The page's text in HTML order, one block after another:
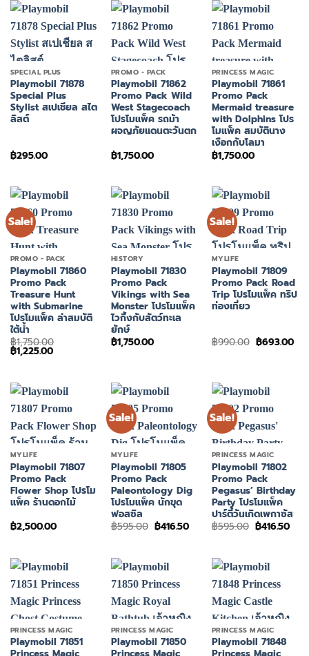
SPECIAL PLUS
Playmobil 71878
Special Plus
Stylist สเปเชียล สไต
ลิสต์
฿295.00
PROMO - PACK
Playmobil 71862
Promo Pack Wild
West Stagecoach
โปรโมแพ็ค รถม้า
ผจญภัยแดนตะวันตก
฿1,750.00
PRINCESS MAGIC
Playmobil 71861
Promo Pack
Mermaid treasure
with Dolphins โปร
โมแพ็ค สมบัตินาง
เงือกกับโลมา
฿1,750.00
Sale!
PROMO - PACK
Playmobil 71860
Promo Pack
Treasure Hunt
with Submarine
โปรโมแพ็ค ล่าสมบัติ
ใต้น้ำ
฿1,750.00
Original
price
฿1,225.00Current
HISTORY
Playmobil 71830
Promo Pack
Vikings with Sea
Monster โปรโมแพ็ค
ไวกิ้งกับสัตว์ทะเล
ยักษ์
฿1,750.00
Sale!
MYLIFE
Playmobil 71809
Promo Pack Road
Trip โปรโมแพ็ค ทริป
ท่องเที่ยว
฿990.00 Original
price
฿693.00
MYLIFE
Playmobil 71807
Promo Pack
Flower Shop โปรโม
แพ็ค ร้านดอกไม้
฿2,500.00
Sale!
MYLIFE
Playmobil 71805
Promo Pack
Paleontology Dig
โปรโมแพ็ค นักขุด
ฟอสซิล
฿595.00 Original
price
฿416.50Current
Sale!
PRINCESS MAGIC
Playmobil 71802
Promo Pack
Pegasus’ Birthday
Party โปรโมแพ็ค
ปาร์ตี้วันเกิดเพกาซัส
฿595.00 Original
price
฿416.50
PRINCESS MAGIC
Playmobil 71851
PRINCESS MAGIC
Playmobil 71850
PRINCESS MAGIC
Playmobil 71848